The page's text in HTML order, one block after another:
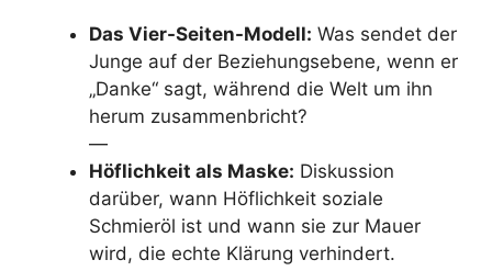
Das Vier-Seiten-Modell: Was sendet der
Junge auf der Beziehungsebene, wenn er
„Danke“ sagt, während die Welt um ihn
herum zusammenbricht?
—
Höflichkeit als Maske: Diskussion
darüber, wann Höflichkeit soziale
Schmieröl ist und wann sie zur Mauer
wird, die echte Klärung verhindert.